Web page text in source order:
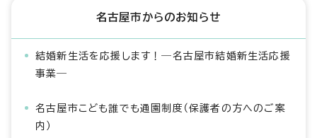
名古屋市からのお知らせ
結婚新生活を応援します！―名古屋市結婚新生活応援
事業―
名古屋市こども誰でも通園制度（保護者の方へのご案
内）